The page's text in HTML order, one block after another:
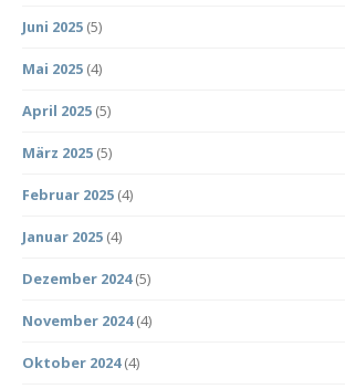
Juni 2025 (5)
Mai 2025 (4)
April 2025 (5)
März 2025 (5)
Februar 2025 (4)
Januar 2025 (4)
Dezember 2024(5)
November 2024(4)
Oktober 2024(4)